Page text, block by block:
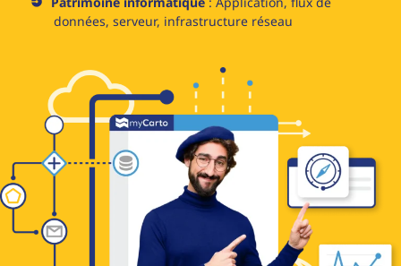
données, serveur, infrastructure réseau